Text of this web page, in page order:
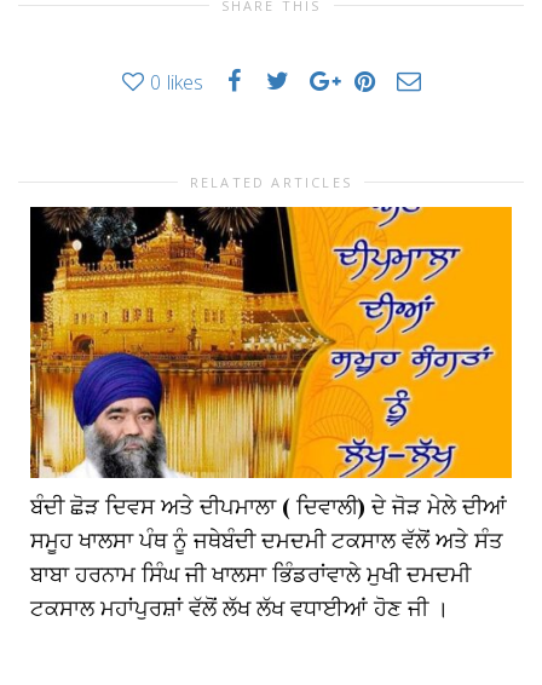
SHARE THIS
0 likes
RELATED ARTICLES
ਬੰਦੀ ਛੋੜ ਦਿਵਸ ਅਤੇ ਦੀਪਮਾਲਾ ( ਦਿਵਾਲੀ) ਦੇ ਜੋੜ ਮੇਲੇ ਦੀਆਂ
ਸਮੂਹ ਖਾਲਸਾ ਪੰਥ ਨੂੰ ਜਥੇਬੰਦੀ ਦਮਦਮੀ ਟਕਸਾਲ ਵੱਲੋਂ ਅਤੇ ਸੰਤ
ਬਾਬਾ ਹਰਨਾਮ ਸਿੰਘ ਜੀ ਖਾਲਸਾ ਭਿੰਡਰਾਂਵਾਲੇ ਮੁਖੀ ਦਮਦਮੀ
ਟਕਸਾਲ ਮਹਾਂਪੁਰਸ਼ਾਂ ਵੱਲੋਂ ਲੱਖ ਲੱਖ ਵਧਾਈਆਂ ਹੋਣ ਜੀ ।